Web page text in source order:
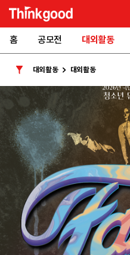
홈 공모전 대외활동
대외활동 대외활동